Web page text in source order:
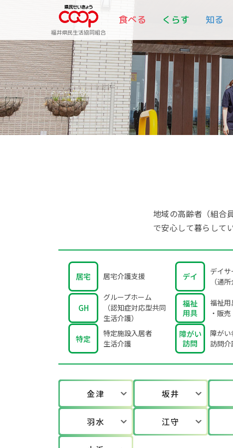
福井県民生活協同組合
食べる くらす 知る
地域の高齢者（組合
で安心して暮らして
居宅 居宅介護支援 デイ
デイサ
（通所
GH
グループホーム
（認知症対応型共同
生活介護）
福祉
用具
福祉
・販売
特定
特定施設入居者
生活介護
障がい
訪問
障が
訪問介
金津 坂井
羽水 江守